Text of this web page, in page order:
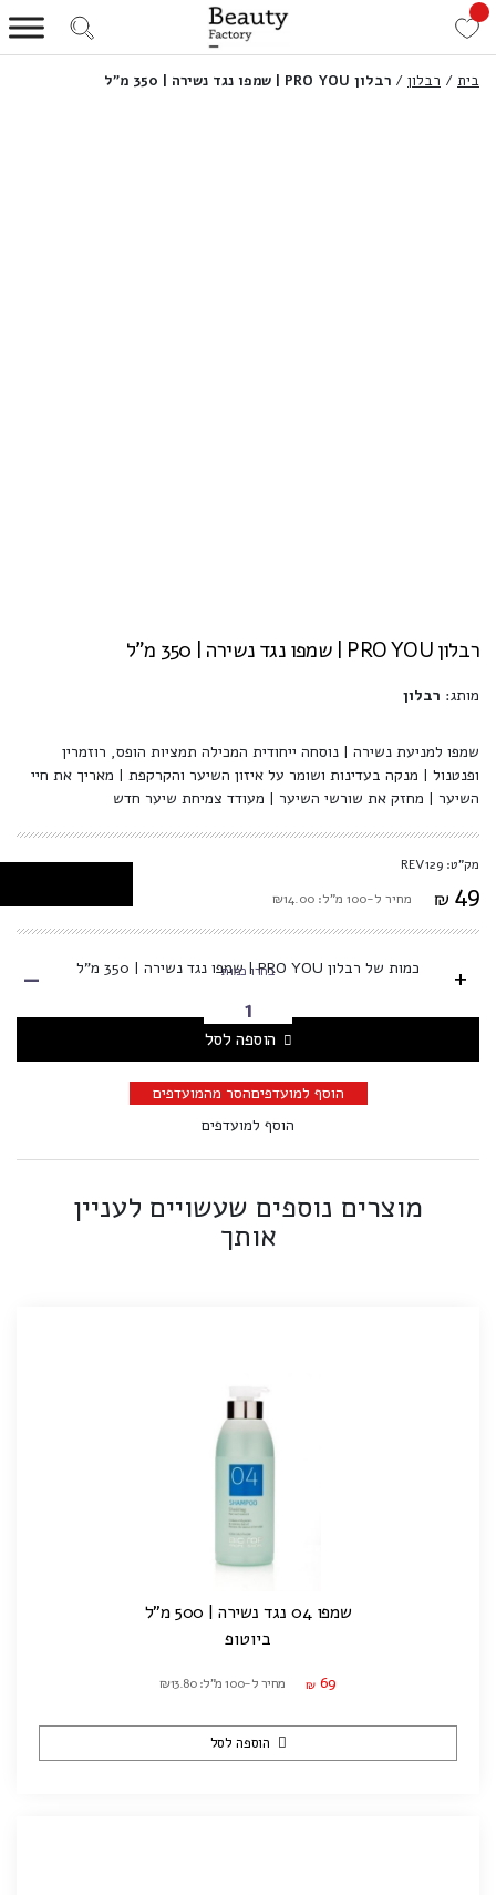
בית / רבלון / רבלון PRO YOU | שמפו נגד נשירה | 350 מ”ל
רבלון PRO YOU | שמפו נגד נשירה | 350 מ"ל
מותג: רבלון
שמפו למניעת נשירה | נוסחה ייחודית המכילה תמציות הופס, רוזמרין
ופנטנול | מנקה בעדינות ושומר על איזון השיער והקרקפת | מאריך את חיי
השיער | מחזק את שורשי השיער | מעודד צמיחת שיער חדש
מק"ט: REV129
₪ 49 מחיר ל-100 מ"ל: ₪14.00
+ כמות של רבלון PRO YOU | שמפו נגד נשירה | 350 מ"ל בחרו כמות -
הוספה לסל
הוסף למועדפיםהסר מהמועדפים
הוסף למועדפים
מוצרים נוספים שעשויים לעניין
אותך
שמפו 04 נגד נשירה | 500 מ"ל
ביוטופ
₪ 69 מחיר ל-100 מ"ל: ₪13.80
הוספה לסל